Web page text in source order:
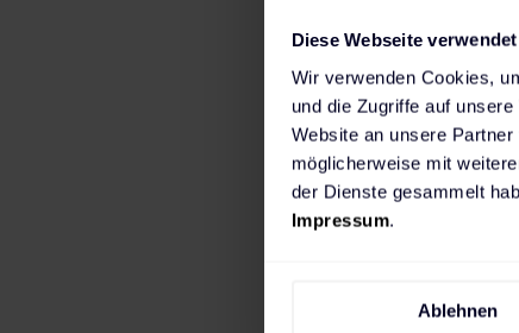
Diese Webseite
Wir verwenden Cookies,
und die Zugriffe auf
Website an unsere
möglicherweise mit
der Dienste gesammelt
Impressum.
Ablehnen
Wie
dein